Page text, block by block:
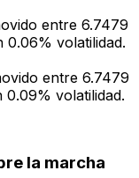
entre 6.7479
0.06% volatilidad.
entre 6.7479
volatilidad.
la marcha